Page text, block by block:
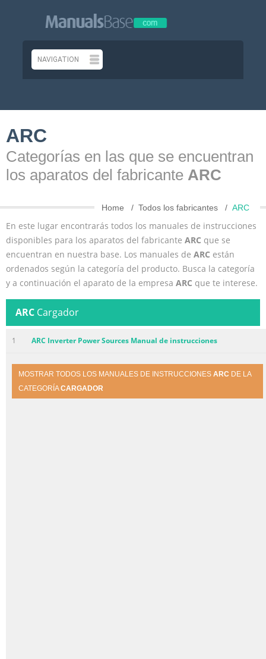
ARC
Categorías en las que se encuentran
los aparatos del fabricante ARC
Home Todos los fabricantes ARC
En este lugar encontrarás todos los manuales de instrucciones
disponibles para los aparatos del fabricante ARC que se
encuentran en nuestra base. Los manuales de ARC están
ordenados según la categoría del producto. Busca la categoría
y a continuación el aparato de la empresa ARC que te interese.
ARC Cargador
1 ARC Inverter Power Sources Manual de instrucciones
MOSTRAR TODOS LOS MANUALES DE INSTRUCCIONES ARC DE LA
CATEGORÍACARGADOR